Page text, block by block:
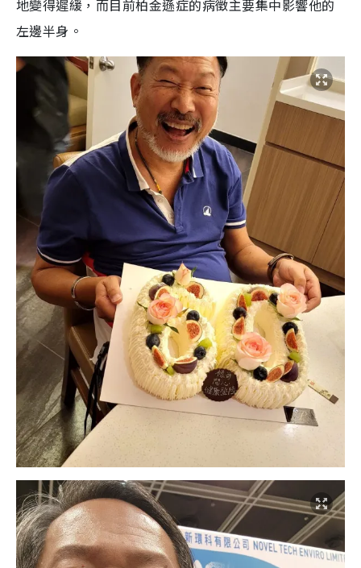
地變得遲緩，而目前柏金遜症的病徵主要集中影響他的
左邊半身。